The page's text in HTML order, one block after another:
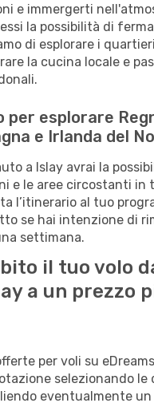
e immergerti
la possibilità di
di esplorare i
la cucina locale e
per esplorare
e Irlanda del
a Islay avrai la
e le aree circostanti in
l’itinerario al tuo
se hai intenzione di
settimana.
il tuo volo
a un prezzo
per voli su
selezionando le
eventualmente